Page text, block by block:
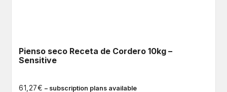
Pienso seco Receta de Cordero 10kg –
Sensitive
61,27€ – subscription plans available